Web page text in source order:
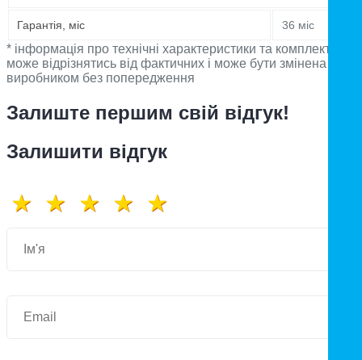
Гарантія, міс 36 міс
* інформація про технічні характеристики та комплектацію
може відрізнятись від фактичних і може бути змінена
виробником без попередження
Залиште першим свій відгук!
Залишити відгук